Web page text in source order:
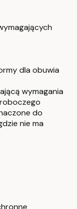
dla obuwia
wymagania
do
nie ma